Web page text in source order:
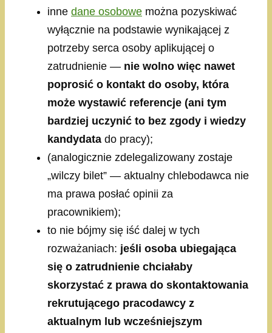
inne dane osobowe można pozyskiwać
wyłącznie na podstawie wynikającej z
potrzeby serca osoby aplikującej o
zatrudnienie — nie wolno więc nawet
poprosić o kontakt do osoby, która
może wystawić referencje (ani tym
bardziej uczynić to bez zgody i wiedzy
kandydata do pracy);
(analogicznie zdelegalizowany zostaje
„wilczy bilet” — aktualny chlebodawca nie
ma prawa posłać opinii za
pracownikiem);
to nie bójmy się iść dalej w tych
rozważaniach: jeśli osoba ubiegająca
się o zatrudnienie chciałaby
skorzystać z prawa do skontaktowania
rekrutującego pracodawcy z
aktualnym lub wcześniejszym